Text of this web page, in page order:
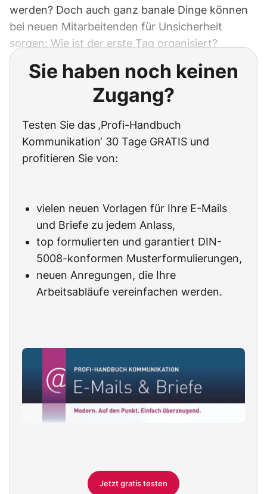
werden? Doch auch ganz banale Dinge können
bei neuen Mitarbeitenden für Unsicherheit
sorgen: Wie ist der erste Tag organisiert?
Sie haben noch keinen
Zugang?
Testen Sie das ‚Profi-Handbuch
Kommunikation‘ 30 Tage GRATIS und
profitieren Sie von:
vielen neuen Vorlagen für Ihre E-Mails
und Briefe zu jedem Anlass,
top formulierten und garantiert DIN-
5008-konformen Musterformulierungen,
neuen Anregungen, die Ihre
Arbeitsabläufe vereinfachen werden.
Jetzt gratis testen